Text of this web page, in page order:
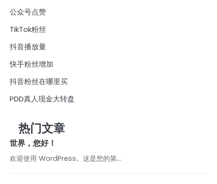
公众号点赞
TikTok粉丝
抖音播放量
快手粉丝增加
抖音粉丝在哪里买
PDD真人现金大转盘
热门文章
世界，您好！
欢迎使用 WordPress。这是您的第…